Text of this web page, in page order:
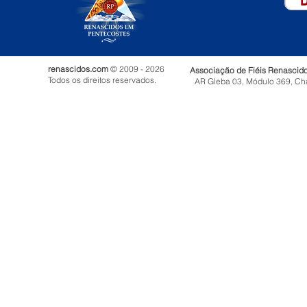
renascidos.com © 2009 - 2026
Todos os direitos reservados.
Associação de Fiéis
AR Gleba 03, Módulo 369,